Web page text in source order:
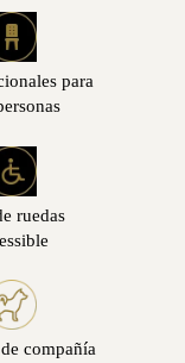
para
ruedas
compañía